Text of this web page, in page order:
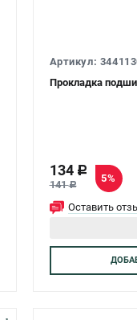
Артикул:
Прокладка
134 c
141c
5%
Оставить